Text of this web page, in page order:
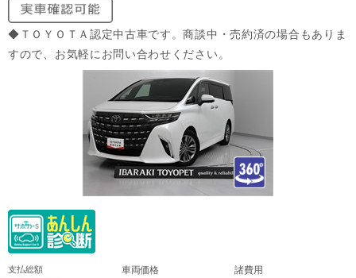
◆ＴＯＹＯＴＡ認定中古車です。商談中・売約済の場合もありま
すので、お気軽にお問い合わせください。
支払総額 車両価格 諸費用